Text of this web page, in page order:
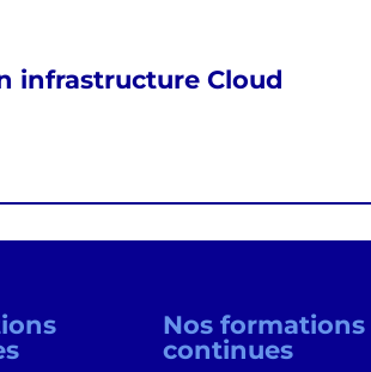
infrastructure Cloud
Nos formations
continues